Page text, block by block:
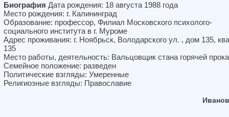
Биография Дата рождения: 18 августа 1988 года
Место рождения: г. Калининград
Образование: профессор, Филиал Московского психолого-
социального института в г. Муроме
Адрес проживания: г. Ноябрьск, Володарского ул. , дом 135,
135
Место работы, деятельность: Вальцовщик стана горячей
Семейное положение: разведен
Политические взгляды: Умеренные
Религиозные взгляды: Православие